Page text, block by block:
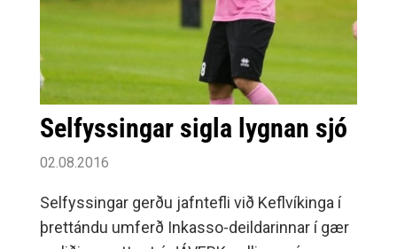
Selfyssingar sigla lygnan sjó
02.08.2016
Selfyssingar gerðu jafntefli við Keflvíkinga í
þrettándu umferð Inkasso-deildarinnar í gær